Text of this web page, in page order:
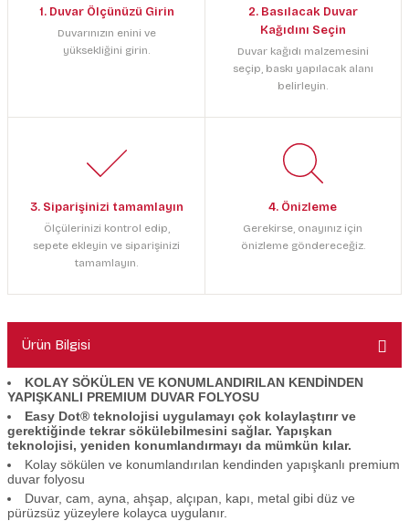
1. Duvar Ölçünüzü Girin
Duvarınızın enini ve
yüksekliğini girin.
2. Basılacak Duvar
Kağıdını Seçin
Duvar kağıdı malzemesini
seçip, baskı yapılacak alanı
belirleyin.
3. Siparişinizi tamamlayın
Ölçülerinizi kontrol edip,
sepete ekleyin ve siparişinizi
tamamlayın.
4. Önizleme
Gerekirse, onayınız için
önizleme göndereceğiz.
Ürün Bilgisi
KOLAY SÖKÜLEN VE KONUMLANDIRILAN KENDİNDEN
YAPIŞKANLI PREMIUM DUVAR FOLYOSU
Easy Dot® teknolojisi uygulamayı çok kolaylaştırır ve
gerektiğinde tekrar sökülebilmesini sağlar. Yapışkan
teknolojisi, yeniden konumlandırmayı da mümkün kılar.
Kolay sökülen ve konumlandırılan kendinden yapışkanlı premium
duvar folyosu
Duvar, cam, ayna, ahşap, alçıpan, kapı, metal gibi düz ve
pürüzsüz yüzeylere kolayca uygulanır.